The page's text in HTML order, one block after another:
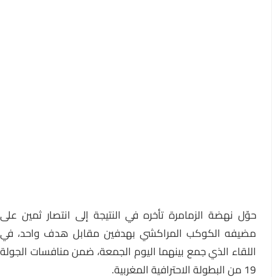
حوّلنهضة الزمامرةتأخره في النتيجة إلى انتصار ثمين على
مضيفه الكوكب المراكشي بهدفين مقابل هدف واحد، في
اللقاء الذي جمع بينهما اليوم الجمعة، ضمن منافسات الجولة